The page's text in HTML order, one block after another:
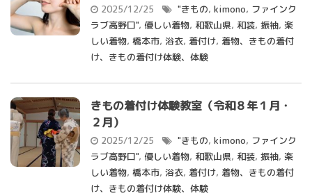
2025/12/25 "きもの, kimono, ファインク
ラブ高野口", 優しい着物, 和歌山県, 和装, 振袖, 楽
しい着物, 橋本市, 浴衣, 着付け, 着物、きもの着付
け、きもの着付け体験、体験
きもの着付け体験教室（令和８年１月・
２月）
2025/12/25 "きもの, kimono, ファインク
ラブ高野口", 優しい着物, 和歌山県, 和装, 振袖, 楽
しい着物, 橋本市, 浴衣, 着付け, 着物、きもの着付
け、きもの着付け体験、体験